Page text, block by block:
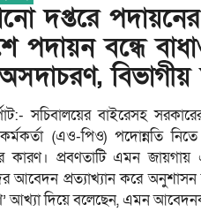
দপ্তরে
পদায়ন বন্ধে
সচিবালয়ের বাইরেসহ
(এও-পিও) পদোন্নতি
কারণ। প্রবণতাটি এমন জায়গায়
আবেদন প্রত্যাখ্যান করে
আখ্যা দিয়ে বলেছেন, এমন